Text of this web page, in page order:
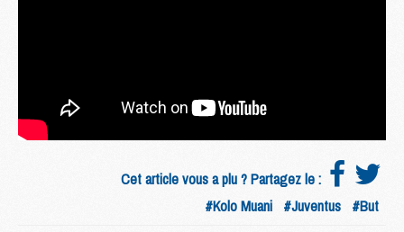
Cet article vous a plu ? Partagez le :
#Kolo Muani #Juventus #But